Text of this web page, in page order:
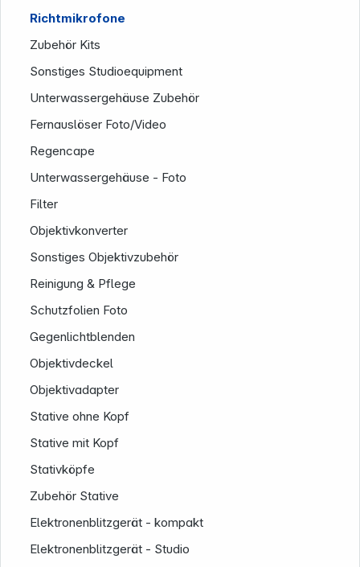
Richtmikrofone
Zubehör Kits
Sonstiges Studioequipment
Unterwassergehäuse Zubehör
Fernauslöser Foto/Video
Regencape
Unterwassergehäuse - Foto
Filter
Objektivkonverter
Sonstiges Objektivzubehör
Reinigung & Pflege
Schutzfolien Foto
Gegenlichtblenden
Objektivdeckel
Objektivadapter
Stative ohne Kopf
Stative mit Kopf
Stativköpfe
Zubehör Stative
Elektronenblitzgerät - kompakt
Elektronenblitzgerät - Studio